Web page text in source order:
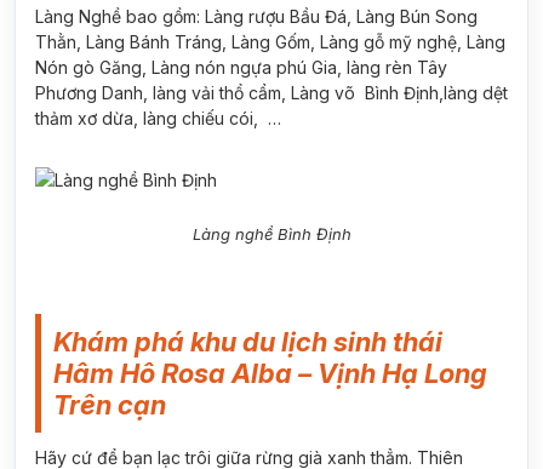
Làng Nghề bao gồm: Làng rượu Bầu Đá, Làng Bún Song
Thằn, Làng Bánh Tráng, Làng Gốm, Làng gỗ mỹ nghệ, Làng
Nón gò Găng, Làng nón ngựa phú Gia, làng rèn Tây
Phương Danh, làng vải thổ cẩm, Làng võ Bình Định,làng dệt
thảm xơ dừa, làng chiếu cói, …
Làng nghề Bình Định
Khám phá khu du lịch sinh thái
Hâm Hô Rosa Alba – Vịnh Hạ Long
Trên cạn
Hãy cứ để bạn lạc trôi giữa rừng già xanh thẳm. Thiên